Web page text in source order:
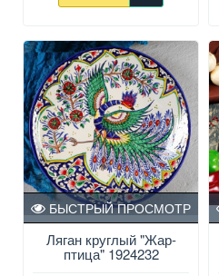
Ляган круглый "Жар-
птица" 1924232
БЫСТРЫЙ ПРОСМОТР